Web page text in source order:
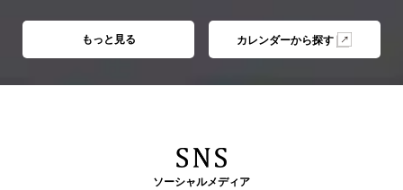
もっと見る カレンダーから探す
ソーシャルメディア